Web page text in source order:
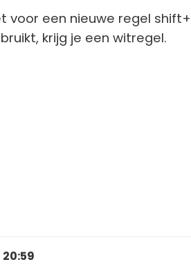
voor een nieuwe regel
krijg je een witregel.